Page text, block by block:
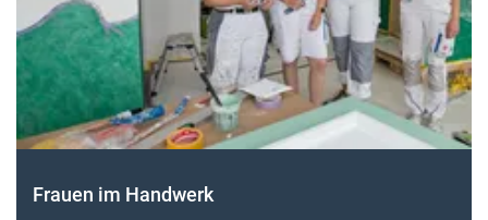
Frauen im Handwerk